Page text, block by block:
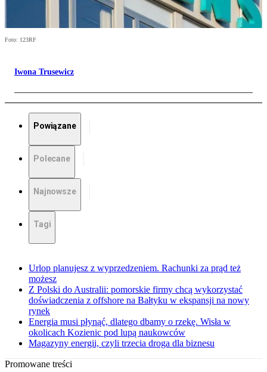
Foto: 123RF
Iwona Trusewicz
Powiązane
Polecane
Najnowsze
Tagi
Urlop planujesz z wyprzedzeniem. Rachunki za prąd też
możesz
Z Polski do Australii: pomorskie firmy chcą wykorzystać
doświadczenia z offshore na Bałtyku w ekspansji na nowy
rynek
Energia musi płynąć, dlatego dbamy o rzekę. Wisła w
okolicach Kozienic pod lupą naukowców
Magazyny energii, czyli trzecia droga dla biznesu
Promowane treści